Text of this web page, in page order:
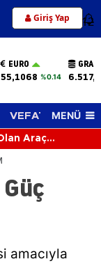
Giriş Yap 12
EURO
55,1068 %0.14
VEFAT EDENLER
MENÜ
Araç
amacıyla